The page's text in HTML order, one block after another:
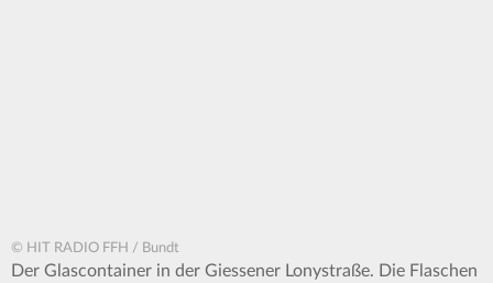
© HIT RADIO FFH / Bundt
Der Glascontainer in der Giessener Lonystraße. Die Flaschen